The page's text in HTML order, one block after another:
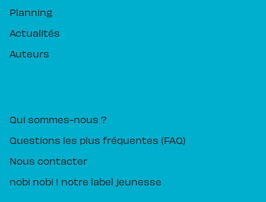
Planning
Actualités
Auteurs
Qui sommes-nous ?
Questions les plus fréquentes (FAQ)
Nous contacter
nobi nobi ! notre label jeunesse